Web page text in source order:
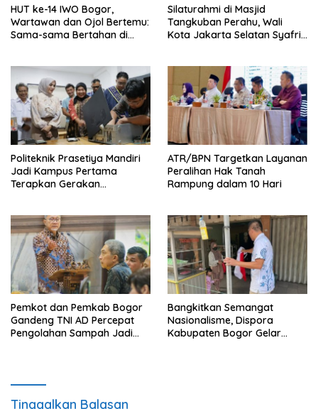
HUT ke-14 IWO Bogor,
Wartawan dan Ojol Bertemu:
Sama-sama Bertahan di
Silaturahmi di Masjid
Tangkuban Perahu, Wali
Kota Jakarta Selatan Syafrin
Politeknik Prasetiya Mandiri
Jadi Kampus Pertama
Terapkan Gerakan
ATR/BPN Targetkan Layanan
Peralihan Hak Tanah
Rampung dalam 10 Hari
Pemkot dan Pemkab Bogor
Gandeng TNI AD Percepat
Pengolahan Sampah Jadi
Bangkitkan Semangat
Nasionalisme, Dispora
Kabupaten Bogor Gelar
Tinggalkan Balasan